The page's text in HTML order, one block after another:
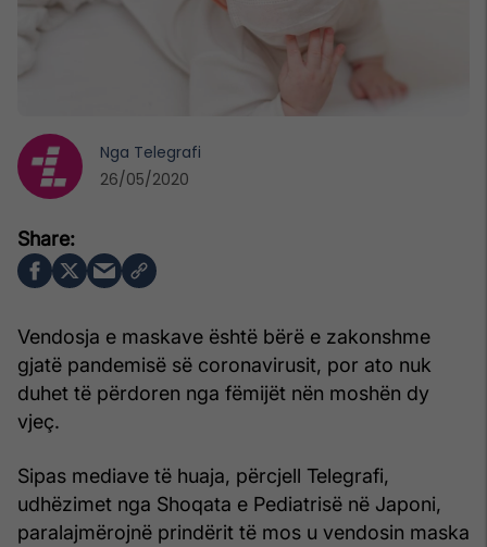
Vendosja e maskave është bërë e zakonshme
gjatë pandemisë së coronavirusit, por ato nuk
duhet të përdoren nga fëmijët nën moshën dy
vjeç.
Sipas mediave të huaja, përcjell Telegrafi,
udhëzimet nga Shoqata e Pediatrisë në Japoni,
paralajmërojnë prindërit të mos u vendosin maska
Nga Telegrafi
26/05/2020